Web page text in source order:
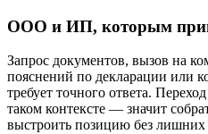
ООО и ИП, которым
Запрос документов, вызов на
пояснений по декларации или
требует точного ответа.
таком контексте — значит
выстроить позицию без лишних